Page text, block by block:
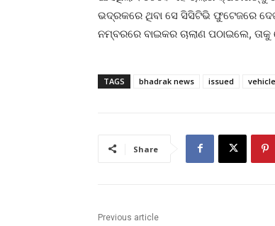
ଭଦ୍ରକରେ ଥିବା ସେ ସିସିଟିଭି ଫୁଟେଜରେ
ନମ୍ବରରେ ବାଇକର ଚାଲାଣ ପଠାଇଲେ,
TAGS bhadrak news issued vehicle
Share
Previous article